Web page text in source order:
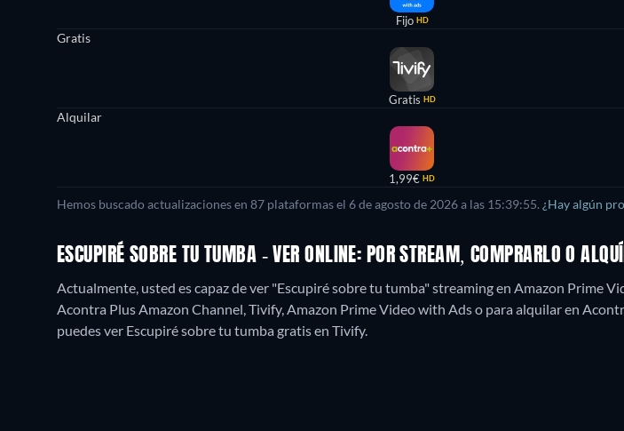
Fijo HD
Gratis
Gratis HD
Alquilar
1,99€ HD
Hemos buscado actualizaciones en 87 plataformas el 6 de agosto de 2026a las 15:39:55. ¿Hay algún
ESCUPIRÉ SOBRE TU TUMBA - VER ONLINE: POR STREAM, COMPRARLO O
Actualmente, usted es capaz de ver "Escupiré sobre tu tumba" streaming en Amazon Prime
Acontra Plus Amazon Channel, Tivify, Amazon Prime Video with Ads o para alquilar en
puedes ver Escupiré sobre tu tumba gratis en Tivify.